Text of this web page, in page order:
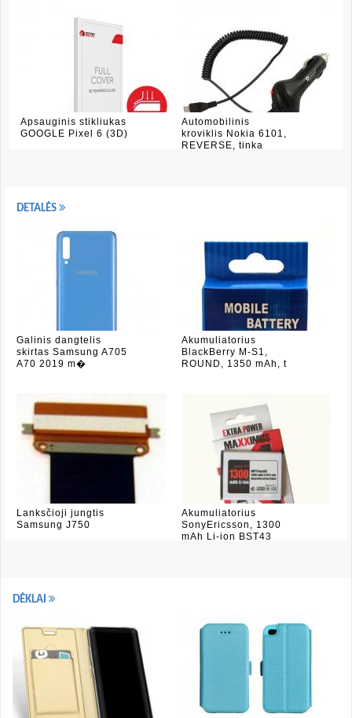
Apsauginis stikliukas
GOOGLE Pixel 6 (3D)
Automobilinis
kroviklis Nokia 6101,
REVERSE, tinka
DETALĖS
Galinis dangtelis
skirtas Samsung A705
A70 2019 m�
Akumuliatorius
BlackBerry M-S1,
ROUND, 1350 mAh, t
Lanksčioji jungtis
Samsung J750
Akumuliatorius
SonyEricsson, 1300
mAh Li-ion BST43
DĖKLAI